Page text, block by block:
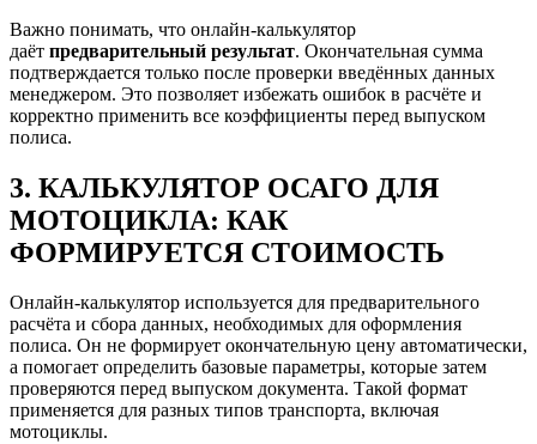
Важно понимать, что онлайн‑калькулятор
даёт предварительный результат. Окончательная сумма
подтверждается только после проверки введённых данных
менеджером. Это позволяет избежать ошибок в расчёте и
корректно применить все коэффициенты перед выпуском
полиса.
3. КАЛЬКУЛЯТОР ОСАГО ДЛЯ
МОТОЦИКЛА: КАК
ФОРМИРУЕТСЯ СТОИМОСТЬ
Онлайн‑калькулятор используется для предварительного
расчёта и сбора данных, необходимых для оформления
полиса. Он не формирует окончательную цену автоматически,
а помогает определить базовые параметры, которые затем
проверяются перед выпуском документа. Такой формат
применяется для разных типов транспорта, включая
мотоциклы.